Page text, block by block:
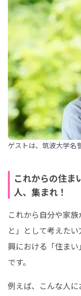
ゲストは、筑波大学名
これからの住ま
人、集まれ！
これから自分や家
と」として考えた
興における「住ま
です。
例えば、こんな人に